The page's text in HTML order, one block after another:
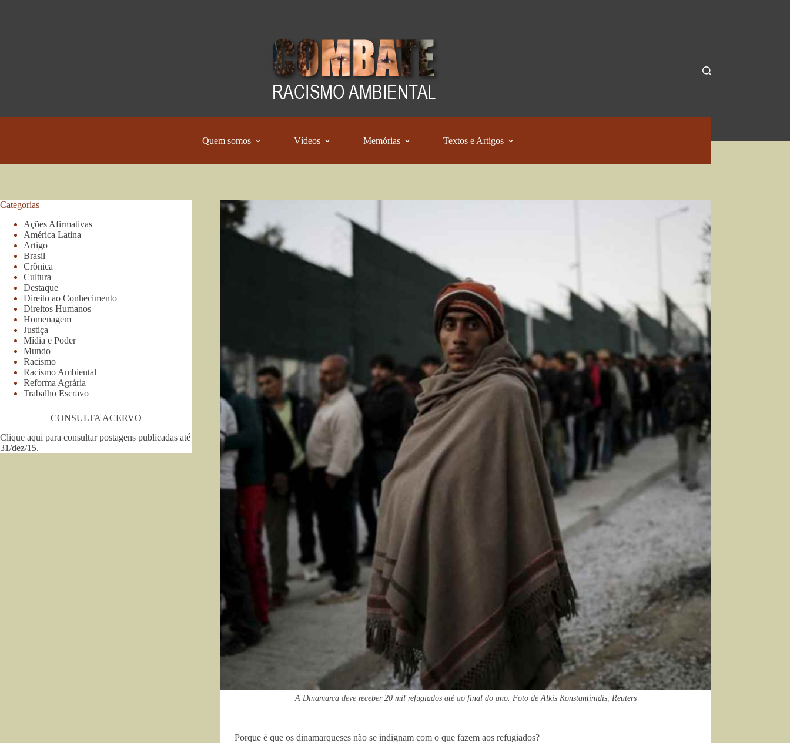
Quem somos Vídeos Memórias Textos e Artigos
A Dinamarca deve receber 20 mil refugiados até ao final do ano. Foto de Alkis Konstantinidis, Reuters
Porque é que os dinamarqueses não se indignam com o que fazem aos refugiados?
Categorias
Ações Afirmativas
América Latina
Artigo
Brasil
Crônica
Cultura
Destaque
Direito ao Conhecimento
Direitos Humanos
Homenagem
Justiça
Mídia e Poder
Mundo
Racismo
Racismo Ambiental
Reforma Agrária
Trabalho Escravo
CONSULTA ACERVO
Clique aqui para consultar postagens publicadas até
31/dez/15.